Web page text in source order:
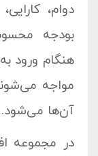
دوام،
بودجه
هنگام ورود
مواجه
آن‌ها می‌شود.
در مجموعه